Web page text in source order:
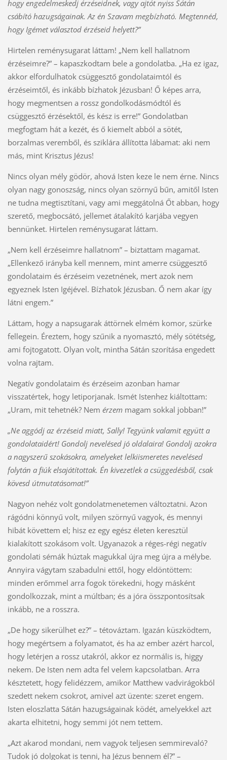
hogy engedelmeskedj érzéseidnek, vagy ajtót nyiss Sátán
csábító hazugságainak. Az én Szavam megbízható. Megtennéd,
hogy Igémet választod érzéseid helyett?”
Hirtelen reménysugarat láttam! „Nem kell hallatnom
érzéseimre?” – kapaszkodtam bele a gondolatba. „Ha ez igaz,
akkor elfordulhatok csüggesztő gondolataimtól és
érzéseimtől, és inkább bízhatok Jézusban! Ő képes arra,
hogy megmentsen a rossz gondolkodásmódtól és
csüggesztő érzésektől, és kész is erre!” Gondolatban
megfogtam hát a kezét, és ő kiemelt abból a sötét,
borzalmas veremből, és sziklára állította lábamat: aki nem
más, mint Krisztus Jézus!
Nincs olyan mély gödör, ahová Isten keze le nem érne. Nincs
olyan nagy gonoszság, nincs olyan szörnyű bűn, amitől Isten
ne tudna megtisztítani, vagy ami meggátolná Őt abban, hogy
szerető, megbocsátó, jellemet átalakító karjába vegyen
bennünket. Hirtelen reménysugarat láttam.
„Nem kell érzéseimre hallatnom” – biztattam magamat.
„Ellenkező irányba kell mennem, mint amerre csüggesztő
gondolataim és érzéseim vezetnének, mert azok nem
egyeznek Isten Igéjével. Bízhatok Jézusban. Ő nem akar így
látni engem.”
Láttam, hogy a napsugarak áttörnek elmém komor, szürke
fellegein. Éreztem, hogy szűnik a nyomasztó, mély sötétség,
ami fojtogatott. Olyan volt, mintha Sátán szorítása engedett
volna rajtam.
Negatív gondolataim és érzéseim azonban hamar
visszatértek, hogy letiporjanak. Ismét Istenhez kiáltottam:
„Uram, mit tehetnék? Nem érzemmagam sokkal jobban!”
„Ne aggódj az érzéseid miatt, Sally! Tegyünk valamit együtt a
gondolataidért! Gondolj nevelésed jó oldalaira! Gondolj azokra
a nagyszerű szokásokra, amelyeket lelkiismeretes nevelésed
folytán a fiúk elsajátítottak. Én kivezetlek a csüggedésből, csak
kövesd útmutatásomat!”
Nagyon nehéz volt gondolatmenetemen változtatni. Azon
rágódni könnyű volt, milyen szörnyű vagyok, és mennyi
hibát követtem el; hisz ez egy egész életen keresztül
kialakított szokásom volt. Ugyanazok a réges-régi negatív
gondolati sémák húztak magukkal újra meg újra a mélybe.
Annyira vágytam szabadulni ettől, hogy eldöntöttem:
minden erőmmel arra fogok törekedni, hogy másként
gondolkozzak, mint a múltban; és a jóra összpontosítsak
inkább, ne a rosszra.
„De hogy sikerülhet ez?” – tétováztam. Igazán küszködtem,
hogy megértsem a folyamatot, és ha az ember azért harcol,
hogy letérjen a rossz utakról, akkor ez normális is, higgy
nekem. De Isten nem adta fel velem kapcsolatban. Arra
késztetett, hogy felidézzem, amikor Matthew vadvirágokból
szedett nekem csokrot, amivel azt üzente: szeret engem.
Isten eloszlatta Sátán hazugságainak ködét, amelyekkel azt
akarta elhitetni, hogy semmi jót nem tettem.
„Azt akarod mondani, nem vagyok teljesen semmirevaló?
Tudok jó dolgokat is tenni, ha Jézus bennem él?” –